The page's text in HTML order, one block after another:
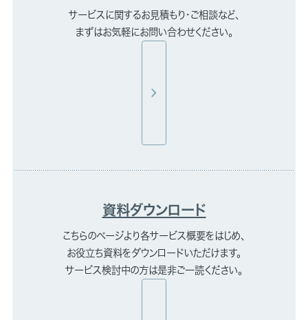
サービスに関するお見積もり・ご相談など、
まずはお気軽にお問い合わせください。
資料ダウンロード
こちらのページより各サービス概要をはじめ、
お役立ち資料をダウンロードいただけます。
サービス検討中の方は是非ご一読ください。